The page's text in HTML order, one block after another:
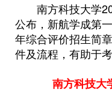
南方科技大学
公布，新航学成第
年综合评价招生简
件及流程，有助于
南方科技大